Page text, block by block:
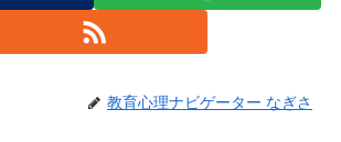
教育心理ナビゲーター なぎさ